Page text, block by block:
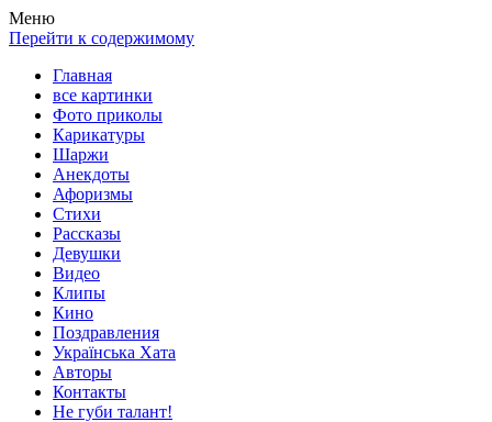
Весела хата — прикольные картинки, смешные истории,
клипы!
Покажем всем ваши фото приколы, карикатуры, шаржи, стихи,
рассказы, видео и песни!
Меню
Перейти к содержимому
Главная
все картинки
Фото приколы
Карикатуры
Шаржи
Анекдоты
Афоризмы
Стихи
Рассказы
Девушки
Видео
Клипы
Кино
Поздравления
Українська Хата
Авторы
Контакты
Не губи талант!